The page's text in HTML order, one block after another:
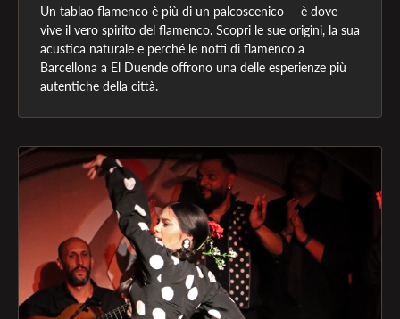
Un tablao flamenco è più di un palcoscenico — è dove
vive il vero spirito del flamenco. Scopri le sue origini, la sua
acustica naturale e perché le notti di flamenco a
Barcellona a El Duende offrono una delle esperienze più